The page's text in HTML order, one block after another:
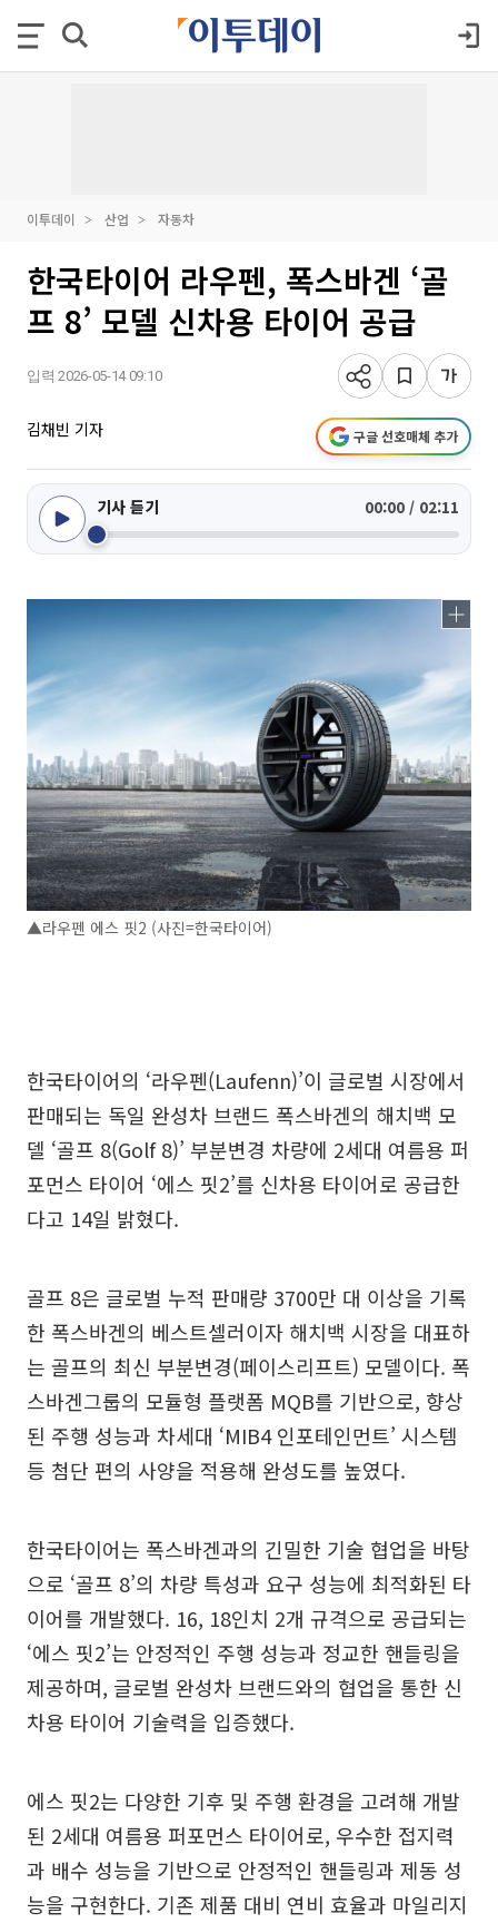
이투데이 산업 자동차
한국타이어 라우펜, 폭스바겐 ‘골
프 8’ 모델 신차용 타이어 공급
입력 2026-05-14 09:10
김채빈 기자 구글 선호매체 추가
기사 듣기 00:00 / 02:11
▲라우펜 에스 핏2 (사진=한국타이어)
한국타이어의 ‘라우펜(Laufenn)’이 글로벌 시장에서
판매되는 독일 완성차 브랜드 폭스바겐의 해치백 모
델 ‘골프 8(Golf 8)’ 부분변경 차량에 2세대 여름용 퍼
포먼스 타이어 ‘에스 핏2’를 신차용 타이어로 공급한
다고 14일 밝혔다.
골프 8은 글로벌 누적 판매량 3700만 대 이상을 기록
한 폭스바겐의 베스트셀러이자 해치백 시장을 대표하
는 골프의 최신 부분변경(페이스리프트) 모델이다. 폭
스바겐그룹의 모듈형 플랫폼 MQB를 기반으로, 향상
된 주행 성능과 차세대 ‘MIB4 인포테인먼트’ 시스템
등 첨단 편의 사양을 적용해 완성도를 높였다.
한국타이어는 폭스바겐과의 긴밀한 기술 협업을 바탕
으로 ‘골프 8’의 차량 특성과 요구 성능에 최적화된 타
이어를 개발했다. 16, 18인치 2개 규격으로 공급되는
‘에스 핏2’는 안정적인 주행 성능과 정교한 핸들링을
제공하며, 글로벌 완성차 브랜드와의 협업을 통한 신
차용 타이어 기술력을 입증했다.
에스 핏2는 다양한 기후 및 주행 환경을 고려해 개발
된 2세대 여름용 퍼포먼스 타이어로, 우수한 접지력
과 배수 성능을 기반으로 안정적인 핸들링과 제동 성
능을 구현한다. 기존 제품 대비 연비 효율과 마일리지